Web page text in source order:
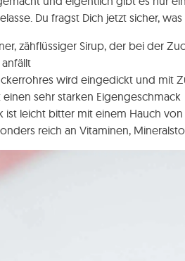
Du fragst Dich jetzt sicher,
zähflüssiger Sirup, der bei der
wird eingedickt und mit
einen sehr starken Eigengeschmack
ist leicht bitter mit einem Hauch von
reich an Vitaminen,